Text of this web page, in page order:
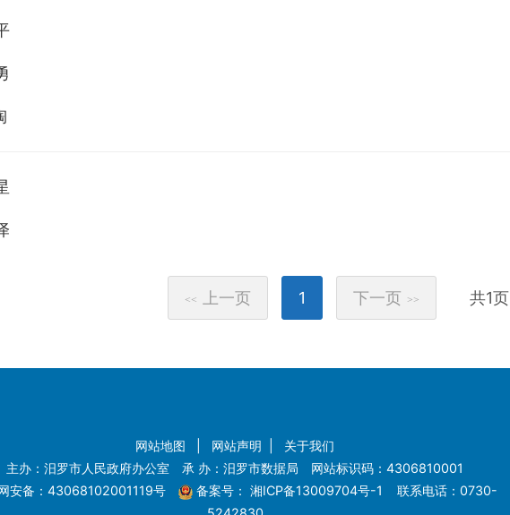
<< 上一页 1 下一页 >> 共1页
网站地图 网站声明
关于我们
主办：汨罗市人民政府办公室 承 办：汨罗市数据局 网站标识码：4306810001
安备：43068102001119号
备案号： 湘ICP备13009704号-1
联系电话：0730-